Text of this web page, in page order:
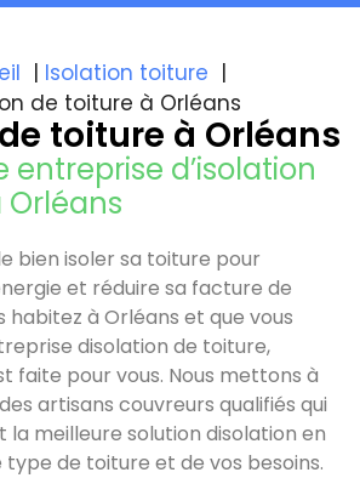
Isolation toiture
de toiture à Orléans
toiture à Orléans
entreprise d’isolation
bien isoler sa toiture pour
et réduire sa facture de
habitez à Orléans et que vous
disolation de toiture,
faite pour vous. Nous mettons à
artisans couvreurs qualifiés qui
meilleure solution disolation en
de toiture et de vos besoins.